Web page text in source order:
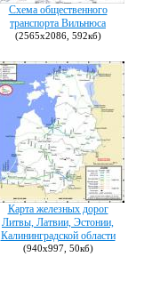
Схема общественного
транспорта Вильнюса
(2565х2086, 592кб)
Карта железных дорог
Литвы, Латвии, Эстонии,
Калининградской области
(940х997, 50кб)